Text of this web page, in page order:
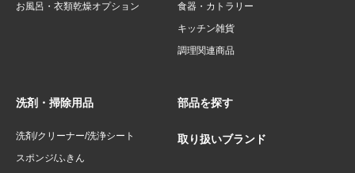
お風呂・衣類乾燥オプション
食器・カトラリー
キッチン雑貨
調理関連商品
洗剤・掃除用品
洗剤/クリーナー/洗浄シート
スポンジ/ふきん
部品を探す
取り扱いブランド